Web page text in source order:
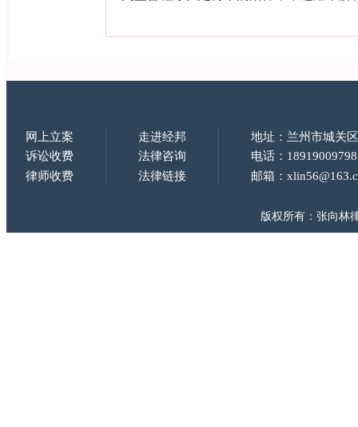
网上立案 走进经邦
地址：兰州市城关
诉讼收费
法律咨询
电话：18919009798
律师收费
法律链接 邮箱：
版权所有：张向林